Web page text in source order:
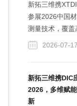
新拓三维携
参展2026中国
测量技术，覆盖
纹测试等全力学
形变、裂纹追
本构研究与工
2026-07-17
新拓三维携DIC
2026，多维赋
新